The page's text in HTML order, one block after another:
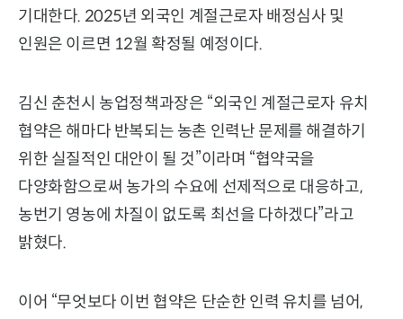
기대한다. 2025년 외국인 계절근로자 배정심사 및
인원은 이르면 12월 확정될 예정이다.
김신 춘천시 농업정책과장은 “외국인 계절근로자 유치
협약은 해마다 반복되는 농촌 인력난 문제를 해결하기
위한 실질적인 대안이 될 것”이라며 “협약국을
다양화함으로써 농가의 수요에 선제적으로 대응하고,
농번기 영농에 차질이 없도록 최선을 다하겠다”라고
밝혔다.
이어 “무엇보다 이번 협약은 단순한 인력 유치를 넘어,